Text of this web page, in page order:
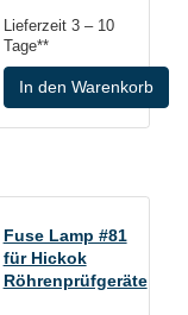
Lieferzeit 3 – 10
Tage**
In den Warenkorb
Fuse Lamp #81
für Hickok
Röhrenprüfgeräte